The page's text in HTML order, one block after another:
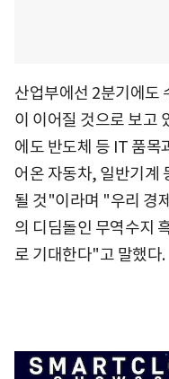
산업부에선 2분기에도
이 이어질 것으로 보고
에도 반도체 등 IT 품목
어온 자동차, 일반기계
될 것"이라며 "우리 경
의 디딤돌인 무역수지
로 기대한다"고 말했다.